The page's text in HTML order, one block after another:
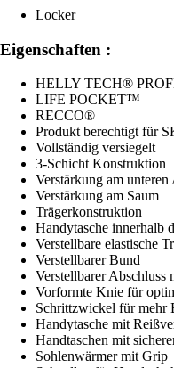
Locker
Eigenschaften :
HELLY TECH®
LIFE POCKET™
RECCO®
Produkt berechtigt für
Vollständig versiegelt
3-Schicht Konstruktion
Verstärkung am unteren
Verstärkung am Saum
Trägerkonstruktion
Handytasche innerhalb
Verstellbare elastische
Verstellbarer Bund
Verstellbarer Abschluss
Vorformte Knie für
Schrittzwickel für mehr
Handytasche mit
Handtaschen mit
Sohlenwärmer mit Grip